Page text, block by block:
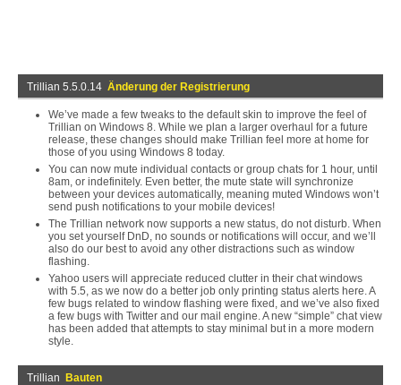
Trillian 5.5.0.14 Änderung der Registrierung
We’ve made a few tweaks to the default skin to improve the feel of
Trillian on Windows 8. While we plan a larger overhaul for a future
release, these changes should make Trillian feel more at home for
those of you using Windows 8 today.
You can now mute individual contacts or group chats for 1 hour, until
8am, or indefinitely. Even better, the mute state will synchronize
between your devices automatically, meaning muted Windows won’t
send push notifications to your mobile devices!
The Trillian network now supports a new status, do not disturb. When
you set yourself DnD, no sounds or notifications will occur, and we’ll
also do our best to avoid any other distractions such as window
flashing.
Yahoo users will appreciate reduced clutter in their chat windows
with 5.5, as we now do a better job only printing status alerts here. A
few bugs related to window flashing were fixed, and we’ve also fixed
a few bugs with Twitter and our mail engine. A new “simple” chat view
has been added that attempts to stay minimal but in a more modern
style.
Trillian Bauten